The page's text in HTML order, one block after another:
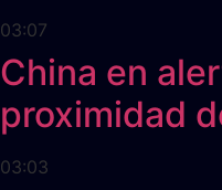
03:07
China en
proximidad
03:03